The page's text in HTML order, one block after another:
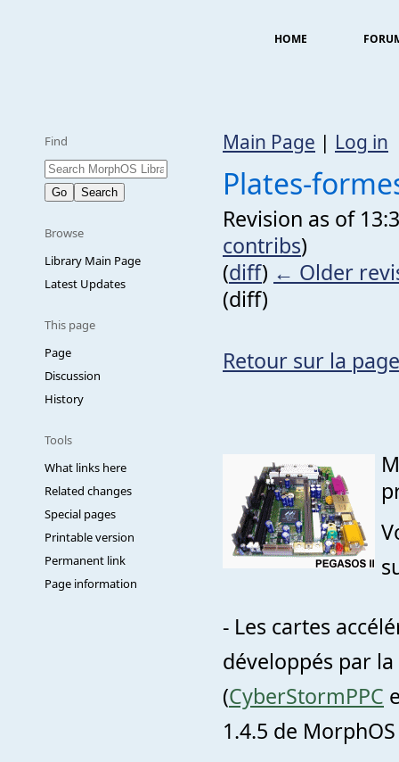
HOME
Find
Browse
Library Main Page
Latest Updates
This page
Page
Discussion
History
Tools
What links here
Related changes
Special pages
Printable version
Permanent link
Page information
Main Page | Log in
Plates-
Revision as of
contribs)
(diff) ← Older
(diff)
Retour sur la
- Les cartes
développés par la
(CyberStormPPC
1.4.5 de MorphOS